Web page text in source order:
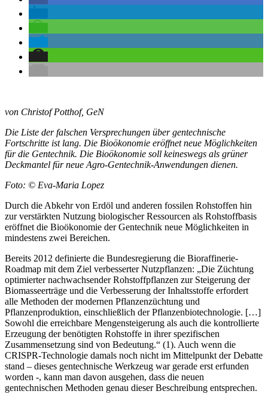
von Christof Potthof, GeN
Die Liste der falschen Versprechungen über gentechnische
Fortschritte ist lang. Die Bioökonomie eröffnet neue Möglichkeiten
für die Gentechnik. Die Bioökonomie soll keineswegs als grüner
Deckmantel für neue Agro-Gentechnik-Anwendungen dienen.
Foto: © Eva-Maria Lopez
Durch die Abkehr von Erdöl und anderen fossilen Rohstoffen hin
zur verstärkten Nutzung biologischer Ressourcen als Rohstoffbasis
eröffnet die Bioökonomie der Gentechnik neue Möglichkeiten in
mindestens zwei Bereichen.
Bereits 2012 definierte die Bundesregierung die Bioraffinerie-
Roadmap mit dem Ziel verbesserter Nutzpflanzen: „Die Züchtung
optimierter nachwachsender Rohstoffpflanzen zur Steigerung der
Biomasseerträge und die Verbesserung der Inhaltsstoffe erfordert
alle Methoden der modernen Pflanzenzüchtung und
Pflanzenproduktion, einschließlich der Pflanzenbiotechnologie. […]
Sowohl die erreichbare Mengensteigerung als auch die kontrollierte
Erzeugung der benötigten Rohstoffe in ihrer spezifischen
Zusammensetzung sind von Bedeutung.“ (1). Auch wenn die
CRISPR-Technologie damals noch nicht im Mittelpunkt der Debatte
stand – dieses gentechnische Werkzeug war gerade erst erfunden
worden -, kann man davon ausgehen, dass die neuen
gentechnischen Methoden genau dieser Beschreibung entsprechen.